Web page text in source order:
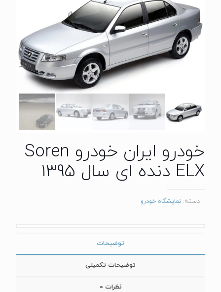
خودرو ایران خودرو Soren
ELX دنده ای سال 1395
دسته: نمایشگاه خودرو
توضیحات
توضیحات تکمیلی
نظرات 0